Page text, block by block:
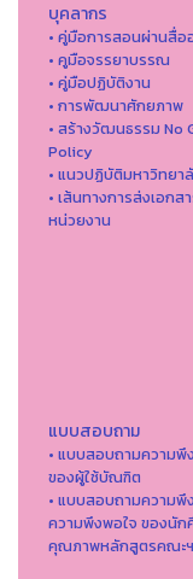
บุคลากร
• คู่มือการสอนผ่านสื่อ
• คูมือจรรยาบรรณ
• คู่มือปฏิบัติงาน
• การพัฒนาศักยภาพ
• สร้างวัฒนธรรม No
Policy
• แนวปฏิบัติมหาวิทยา
• เส้นทางการส่งเอกส
หน่วยงาน
แบบสอบถาม
• แบบสอบถามความพึ
ของผู้ใช้บัณฑิต
• แบบสอบถามความพึ
ความพึงพอใจ ของนัก
คุณภาพหลักสูตรคณะฯ